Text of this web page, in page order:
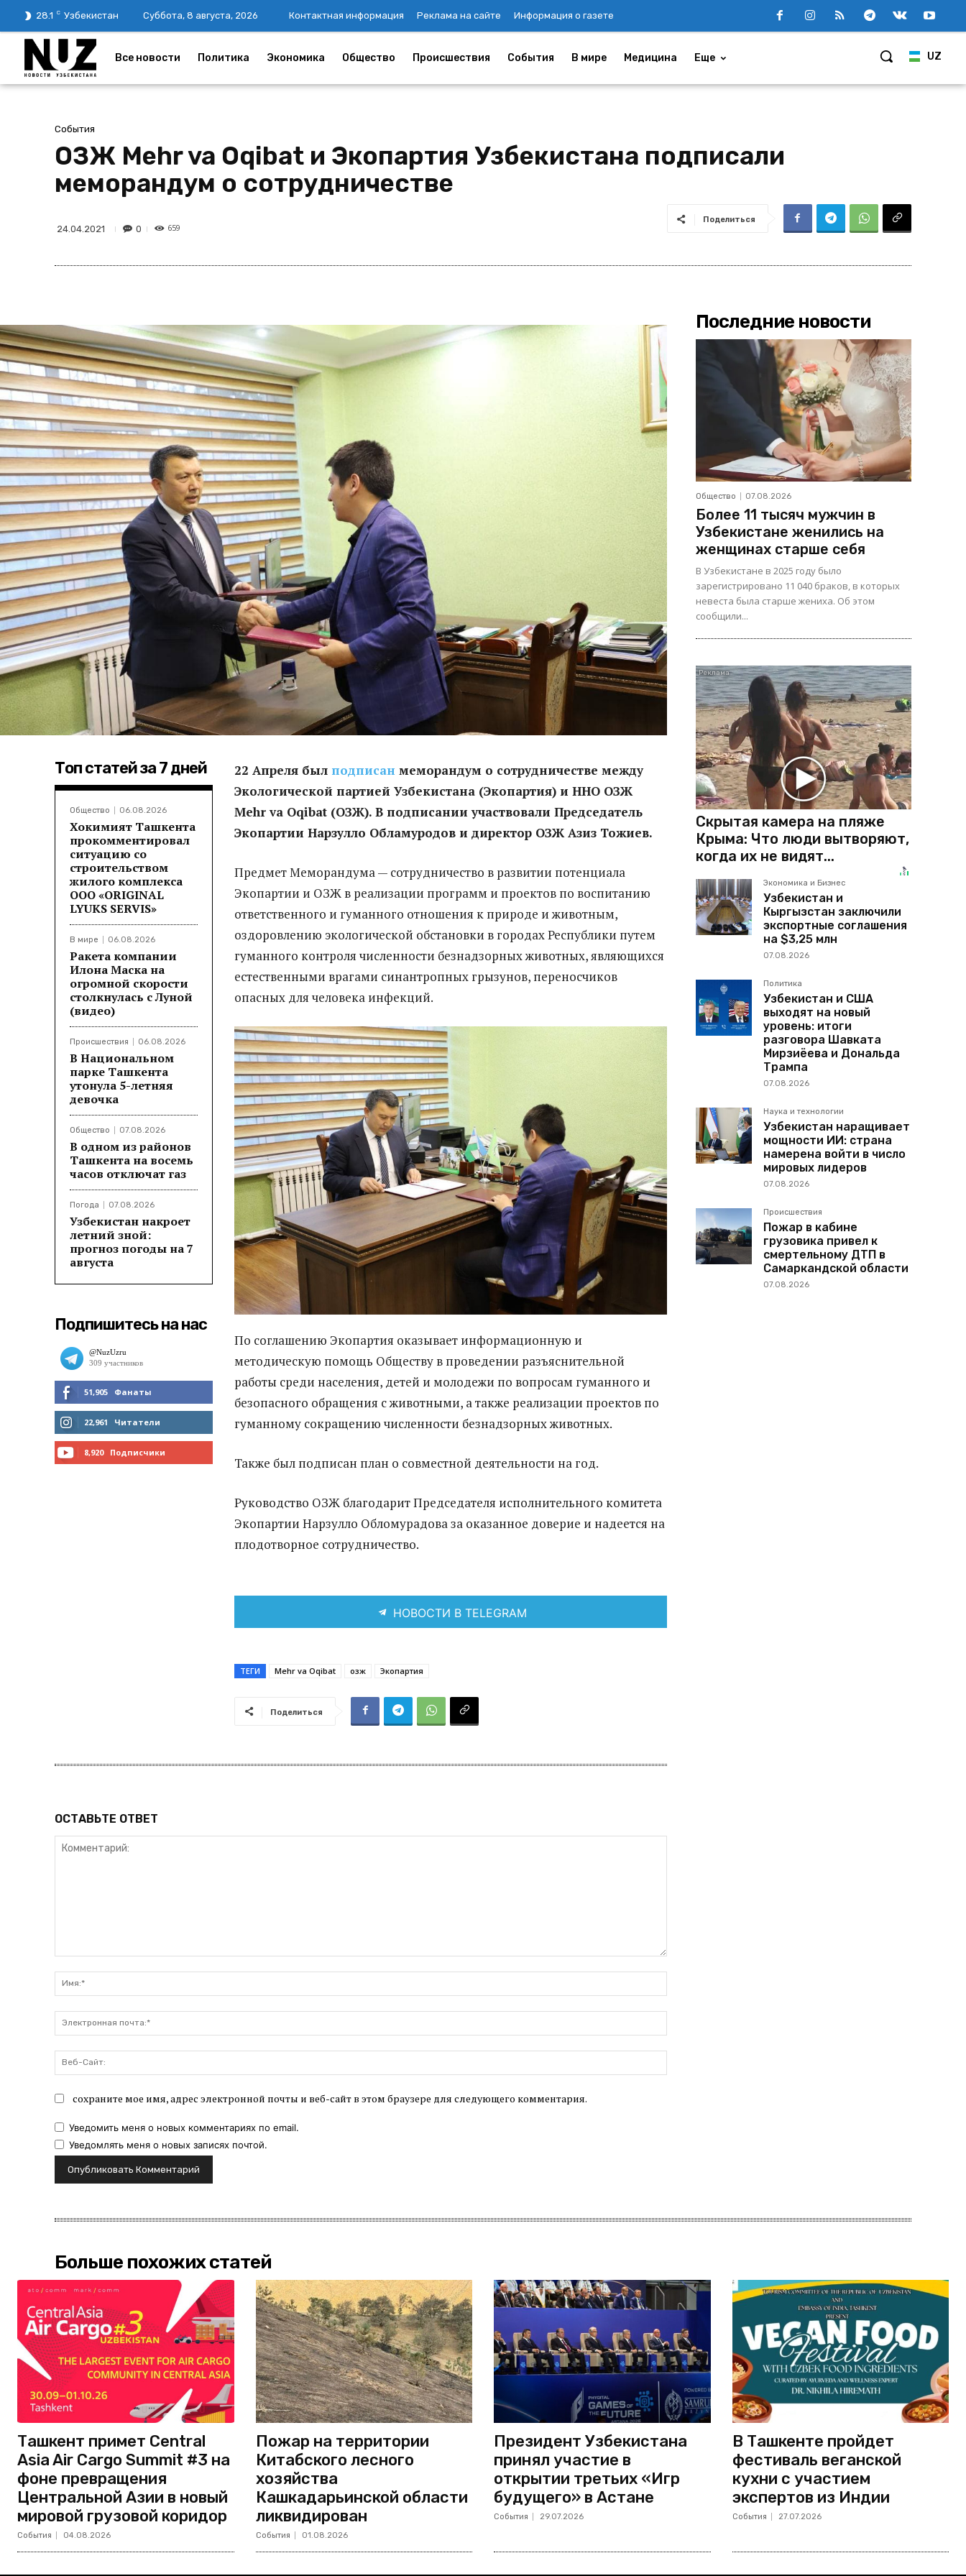
28.1 C Узбекистан Суббота, 8 августа, 2026 Контактная информация Реклама на сайте Информация о газете
UZ
Все новости Политика Экономика Общество Происшествия События В мире Медицина Еще
События
ОЗЖ Mehr va Oqibat и Экопартия Узбекистана подписали
меморандум о сотрудничестве
24.04.2021 0 659
Поделиться
Топ статей за 7 дней
Общество 06.08.2026
Хокимият Ташкента
прокомментировал
ситуацию со
строительством
жилого комплекса
ООО «ORIGINAL
LYUKS SERVIS»
В мире 06.08.2026
Ракета компании
Илона Маска на
огромной скорости
столкнулась с Луной
(видео)
Происшествия 06.08.2026
В Национальном
парке Ташкента
утонула 5-летняя
девочка
Общество 07.08.2026
В одном из районов
Ташкента на восемь
часов отключат газ
Погода 07.08.2026
Узбекистан накроет
летний зной:
прогноз погоды на 7
августа
Подпишитесь на нас
51,905 Фанаты
МНЕ НРАВИТСЯ
22,961 Читатели
8,920 Подписчики
22 Апреля был подписан меморандум о сотрудничестве между
Экологической партией Узбекистана (Экопартия) и ННО ОЗЖ
Mehr va Oqibat (ОЗЖ). В подписании участвовали Председатель
Экопартии Нарзулло Обламуродов и директор ОЗЖ Азиз Тожиев.
Предмет Меморандума — сотрудничество в развитии потенциала
Экопартии и ОЗЖ в реализации программ и проектов по воспитанию
ответственного и гуманного отношения к природе и животным,
оздоровлению экологической обстановки в городах Республики путем
гуманного контроля численности безнадзорных животных, являющихся
естественными врагами синантропных грызунов, переносчиков
опасных для человека инфекций.
По соглашению Экопартия оказывает информационную и
методическую помощь Обществу в проведении разъяснительной
работы среди населения, детей и молодежи по вопросам гуманного и
безопасного обращения с животными, а также реализации проектов по
гуманному сокращению численности безнадзорных животных.
Также был подписан план о совместной деятельности на год.
Руководство ОЗЖ благодарит Председателя исполнительного комитета
Экопартии Нарзулло Обломурадова за оказанное доверие и надеется на
плодотворное сотрудничество.
НОВОСТИ В TELEGRAM
ТЕГИ Mehr va Oqibat озж Экопартия
Поделиться
ОСТАВЬТЕ ОТВЕТ
почта:*
Сайт:
сохраните мое имя, адрес электронной почты и веб-сайт в этом браузере для следующего комментария.
Уведомить меня о новых комментариях по email.
Уведомлять меня о новых записях почтой.
Последние новости
Общество 07.08.2026
Более 11 тысяч мужчин в
Узбекистане женились на
женщинах старше себя
В Узбекистане в 2025 году было
зарегистрировано 11 040 браков, в которых
невеста была старше жениха. Об этом
сообщили...
Скрытая камера на пляже
Крыма: Что люди вытворяют,
когда их не видят...
Экономика и Бизнес
Узбекистан и
Кыргызстан заключили
экспортные соглашения
на $3,25 млн
07.08.2026
Политика
Узбекистан и США
выходят на новый
уровень: итоги
разговора Шавката
Мирзиёева и Дональда
Трампа
07.08.2026
Наука и технологии
Узбекистан наращивает
мощности ИИ: страна
намерена войти в число
мировых лидеров
07.08.2026
Происшествия
Пожар в кабине
грузовика привел к
смертельному ДТП в
Самаркандской области
07.08.2026
Больше похожих статей
Ташкент примет Central
Asia Air Cargo Summit #3 на
фоне превращения
Центральной Азии в новый
мировой грузовой коридор
События 04.08.2026
Пожар на территории
Китабского лесного
хозяйства
Кашкадарьинской области
ликвидирован
События 01.08.2026
Президент Узбекистана
принял участие в
открытии третьих «Игр
будущего» в Астане
События 29.07.2026
В Ташкенте пройдет
фестиваль веганской
кухни с участием
экспертов из Индии
События 27.07.2026